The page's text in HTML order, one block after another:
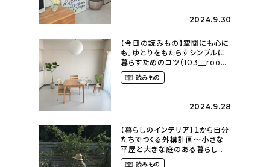
2024.9.30
【今日の読みもの】空間にも心に
も。ゆとりをもたらすシンプルに
暮らすためのコツ（103__room
さん）
読みもの
2024.9.28
【暮らしのインテリア】１から自分
たちでつくる外構計画〜小さな
平屋と大きな庭のある暮らし
（tsumikiniwaさん）
読みもの